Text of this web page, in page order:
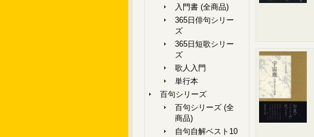
入門書 (全商品)
365日俳句シリー
ズ
365日短歌シリー
ズ
歌人入門
単行本
百句シリーズ
百句シリーズ (全
商品)
自句自解ベスト10